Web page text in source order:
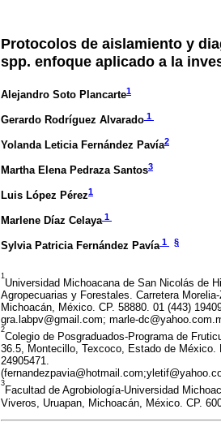
Protocolos de aislamiento y
spp. enfoque aplicado a la
Alejandro Soto Plancarte1
Gerardo Rodríguez Alvarado 1
Yolanda Leticia Fernández Pavía2
Martha Elena Pedraza Santos3
Luis López Pérez1
Marlene Díaz Celaya 1
Sylvia Patricia Fernández Pavía 1 §
1
Universidad Michoacana de San Nicolás de
Agropecuarias y Forestales. Carretera
Michoacán, México. CP. 58880. 01 (443)
gra.labpv@gmail.com; marle-
2
Colegio de Posgraduados-Programa de
36.5, Montecillo, Texcoco, Estado de México.
24905471.
3
Facultad de Agrobiología-Universidad
Viveros, Uruapan, Michoacán, México. CP.